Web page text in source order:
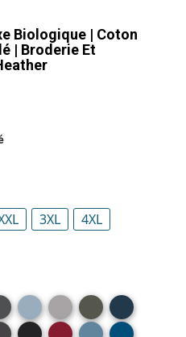
Biologique | Coton
| Broderie Et
3XL 4XL